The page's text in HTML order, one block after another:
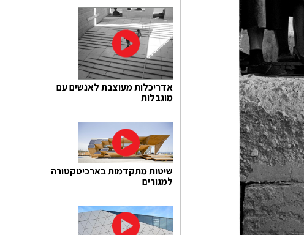
אדריכלות מעוצבת לאנשים עם
מוגבלות
שיטות מתקדמות בארכיטקטורה
למגורים